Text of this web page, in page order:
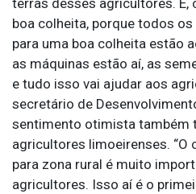
terras desses agricultores. E,
boa colheita, porque todos
para uma boa colheita estão
as máquinas estão aí, as
e tudo isso vai ajudar aos
secretário de
sentimento otimista também
agricultores limoeirenses. “O
para zona rural é muito
agricultores. Isso aí é o